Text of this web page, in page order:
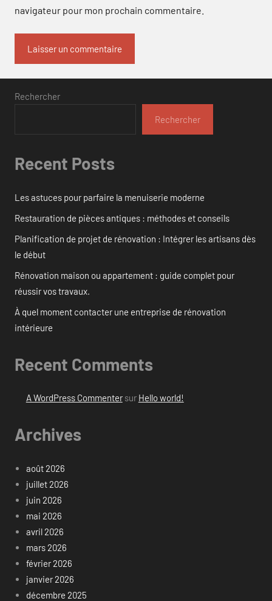
navigateur pour mon prochain commentaire.
Rechercher
Rechercher
Recent Posts
Les astuces pour parfaire la menuiserie moderne
Restauration de pièces antiques : méthodes et conseils
Planification de projet de rénovation : Intégrer les artisans dès
le début
Rénovation maison ou appartement : guide complet pour
réussir vos travaux.
À quel moment contacter une entreprise de rénovation
intérieure
Recent Comments
A WordPress Commentersur Hello world!
Archives
août 2026
juillet 2026
juin 2026
mai 2026
avril 2026
mars 2026
février 2026
janvier 2026
décembre 2025